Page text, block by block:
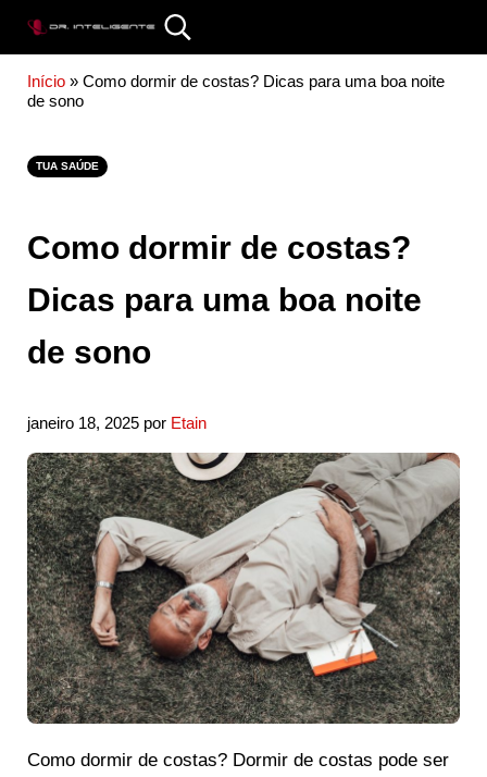
DR. INTELIGENTE
Search...
Início» Como dormir de costas? Dicas para uma boa noite
de sono
TUA SAÚDE
Como dormir de costas?
Dicas para uma boa noite
de sono
janeiro 18, 2025 por Etain
Como dormir de costas? Dormir de costas pode ser